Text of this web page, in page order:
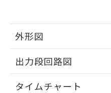
外形図
出力段回路図
タイムチャート
ものではありません
また、RoHS指令の
物質の対応では、対
欄に対応日を記載し
既に当社にて対応
していることから、